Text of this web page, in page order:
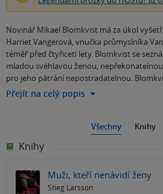
Novinář Mikael Blomkvist má za úkol
Harriet Vangerová, vnučka průmyslníka
téměř před čtyřiceti lety. Blomkvist se
mladou svéhlavou ženou,
pro jeho pátrání nepostradatelnou.
Přejít na celý popis
Všechny Knihy
Knihy
Muži, kteří nenávidí ženy
Stieg Larsson